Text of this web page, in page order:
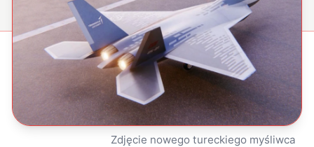
Zdjęcie nowego tureckiego myśliwca